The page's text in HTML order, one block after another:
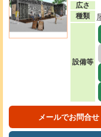
広さ
種類
設備等
メールでお問合せ